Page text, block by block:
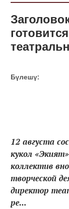
Бүлешү:
12 августа
кукол
коллектив
творческой
директор
ре...